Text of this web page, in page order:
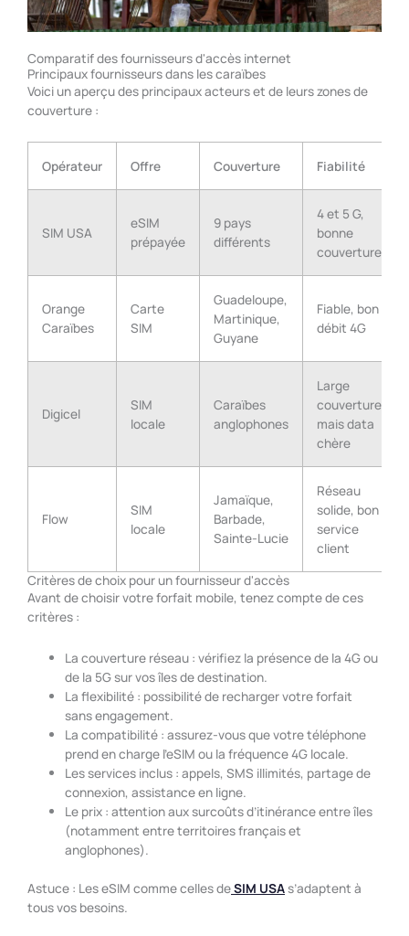
Comparatif des fournisseurs d'accès internet
Principaux fournisseurs dans les caraïbes
Voici un aperçu des principaux acteurs et de leurs zones de
couverture :
Opérateur Offre Couverture Fiabilité
SIM USA
eSIM
prépayée
9 pays
différents
4 et 5 G,
bonne
couverture
Orange
Caraïbes
Carte
SIM
Guadeloupe,
Martinique,
Guyane
Fiable, bon
débit 4G
Digicel
SIM
locale
Caraïbes
anglophones
Large
couverture,
mais data
chère
Flow
SIM
locale
Jamaïque,
Barbade,
Sainte-Lucie
Réseau
solide, bon
service
client
Critères de choix pour un fournisseur d'accès
Avant de choisir votre forfait mobile, tenez compte de ces
critères :
La couverture réseau : vérifiez la présence de la 4G ou
de la 5G sur vos îles de destination.
La flexibilité : possibilité de recharger votre forfait
sans engagement.
La compatibilité : assurez-vous que votre téléphone
prend en charge l’eSIM ou la fréquence 4G locale.
Les services inclus : appels, SMS illimités, partage de
connexion, assistance en ligne.
Le prix : attention aux surcoûts d’itinérance entre îles
(notamment entre territoires français et
anglophones).
Astuce : Les eSIM comme celles deSIM USAs’adaptent à
tous vos besoins.